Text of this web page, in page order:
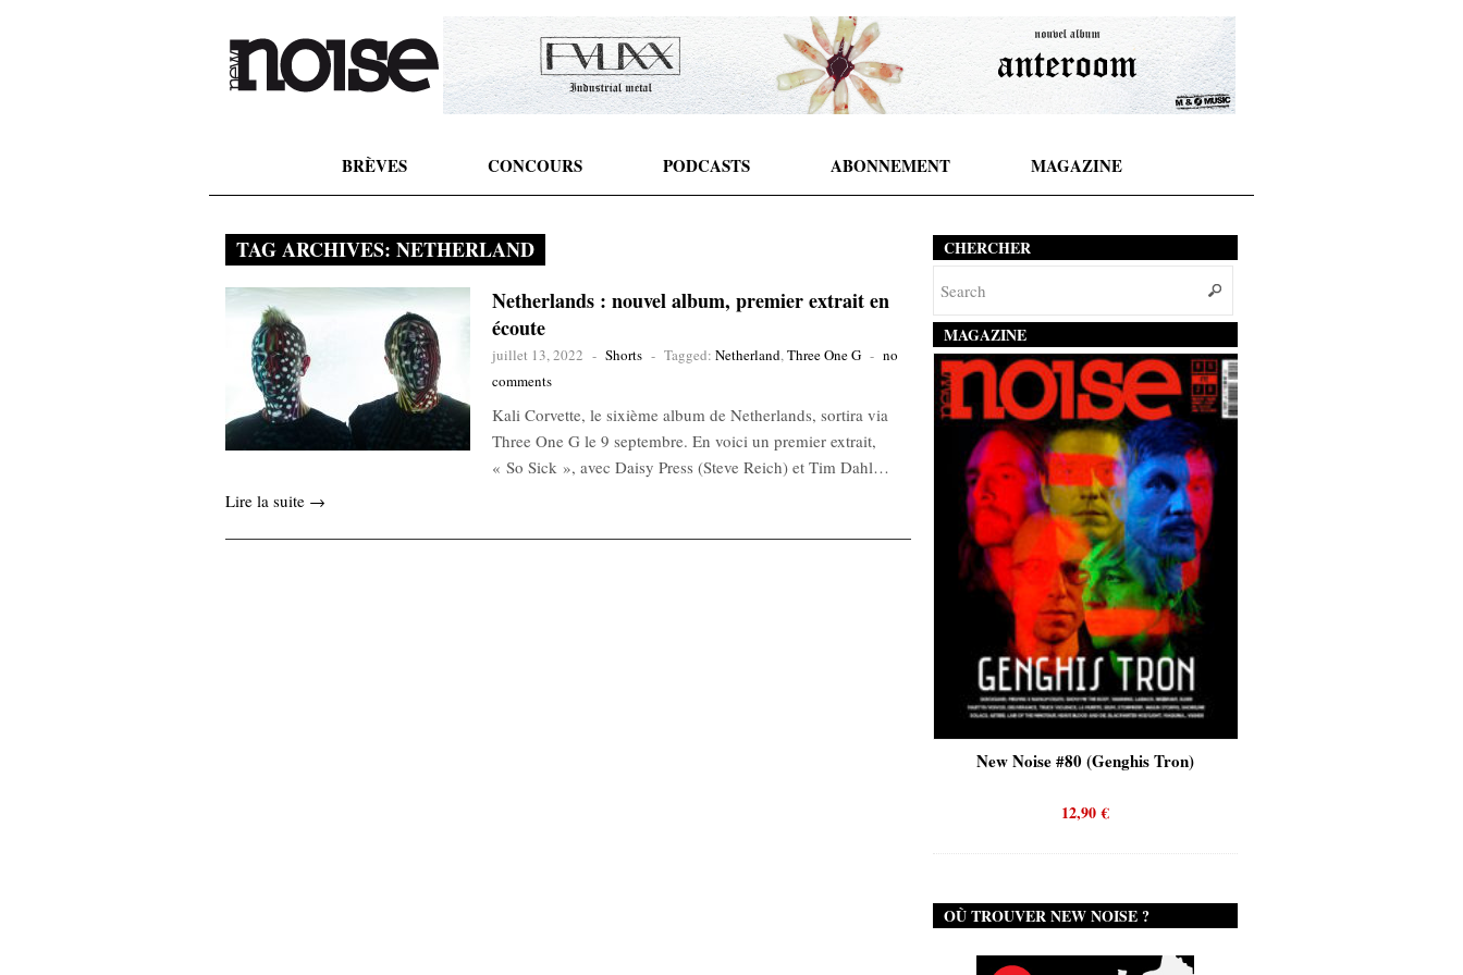
BRÈVES CONCOURS PODCASTS ABONNEMENT MAGAZINE
TAG ARCHIVES: NETHERLAND
Netherlands : nouvel album, premier extrait en
écoute
juillet 13, 2022 - Shorts - Tagged: Netherland,Three One G - no
comments
Kali Corvette, le sixième album de Netherlands, sortira via
Three One G le 9 septembre. En voici un premier extrait,
« So Sick », avec Daisy Press (Steve Reich) et Tim Dahl…
Lire la suite →
CHERCHER
MAGAZINE
New Noise #80 (Genghis Tron)
12,90€
OÙ TROUVER NEW NOISE ?